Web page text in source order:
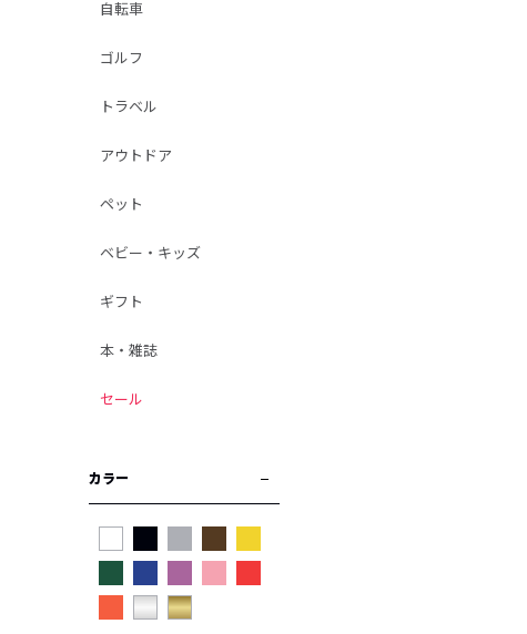
自転車
ゴルフ
トラベル
アウトドア
ペット
ベビー・キッズ
ギフト
本・雑誌
セール
カラー